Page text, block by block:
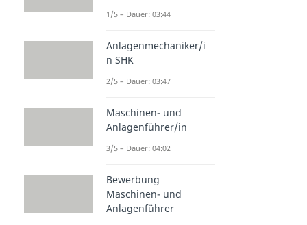
1/5 – Dauer: 03:44
Anlagenmechaniker/i
n SHK
2/5 – Dauer: 03:47
Maschinen- und
Anlagenführer/in
3/5 – Dauer: 04:02
Bewerbung
Maschinen- und
Anlagenführer